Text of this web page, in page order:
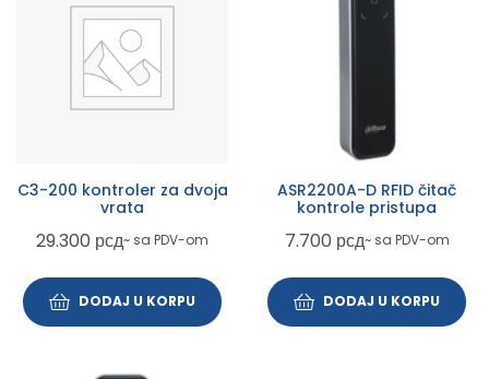
C3-200 kontroler za dvoja
vrata
29.300 рсд~ sa PDV-om
DODAJ U KORPU
ASR2200A-D RFID čitač
kontrole pristupa
7.700 рсд~ sa PDV-om
DODAJ U KORPU